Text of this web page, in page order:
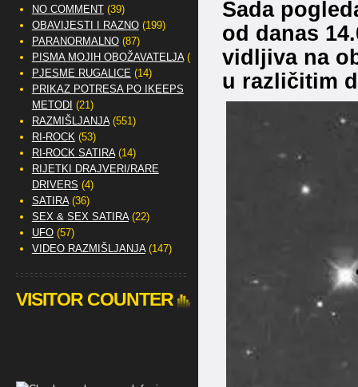
Sada
od danas
vidljiva na
u različitim
NO COMMENT(39)
OBAVIJESTI I RAZNO(199)
PARANORMALNO(87)
PISMA MOJIH OBOŽAVATELJA(2)
PJESME RUGALICE (14)
PRIKAZ POTRESA PO IKEEPS
METODI (21)
RAZMIŠLJANJA(551)
RI-ROCK(53)
RI-ROCK SATIRA(14)
RIJETKI DRAJVERI/RARE
DRIVERS (4)
SATIRA(36)
SEX & SEX SATIRA(22)
UFO(57)
VIDEO RAZMIŠLJANJA(147)
VISITOR COUNTER